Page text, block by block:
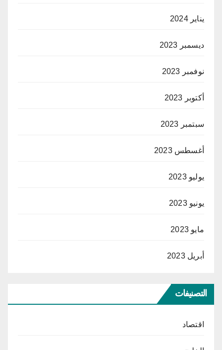
يناير 2024
ديسمبر 2023
نوفمبر 2023
أكتوبر 2023
سبتمبر 2023
أغسطس 2023
يوليو 2023
يونيو 2023
مايو 2023
أبريل 2023
التصنيفات
اقتصاد